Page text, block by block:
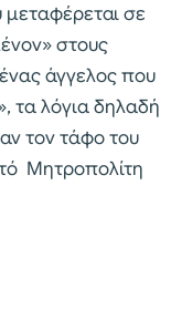
σε
στους
άγγελος που
τα λόγια δηλαδή
τον τάφο του
Μητροπολίτη